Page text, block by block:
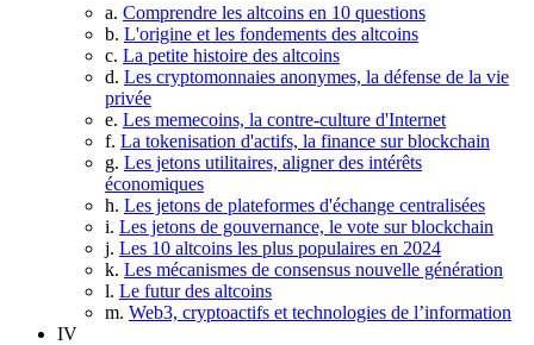
a. Comprendre les altcoins en 10 questions
b. L'origine et les fondements des altcoins
c. La petite histoire des altcoins
d. Les cryptomonnaies anonymes, la défense de la vie
privée
e. Les memecoins, la contre-culture d'Internet
f. La tokenisation d'actifs, la finance sur blockchain
g. Les jetons utilitaires, aligner des intérêts
économiques
h. Les jetons de plateformes d'échange centralisées
i. Les jetons de gouvernance, le vote sur blockchain
j. Les 10 altcoins les plus populaires en 2024
k. Les mécanismes de consensus nouvelle génération
l. Le futur des altcoins
m. Web3, cryptoactifs et technologies de l’information
IV